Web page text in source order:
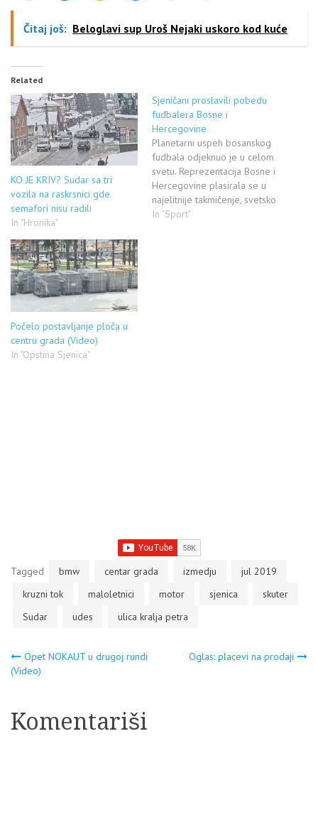
Čitaj još: Beloglavi sup Uroš Nejaki uskoro kod kuće
Related
KO JE KRIV? Sudar sa tri
vozila na raskrsnici gde
semafori nisu radili
In "Hronika"
Sjeničani proslavili pobedu
fudbalera Bosne i
Hercegovine
Planetarni uspeh bosanskog
fudbala odjeknuo je u celom
svetu. Reprezentacija Bosne i
Hercegovine plasirala se u
najelitnije takmičenje, svetsko
prvenstvo u fudbalu, koje će
In "Sport"
Počelo postavljanje ploča u
centru grada (Video)
In "Opstina Sjenica"
Tagged bmw centar grada izmedju
jul 2019
kruzni tok
maloletnici motor sjenica
skuter
Sudar
udes ulica kralja petra
Navigacija
Opet NOKAUT u drugoj rundi
(Video)
Oglas: placevi na prodaji
Komentariši